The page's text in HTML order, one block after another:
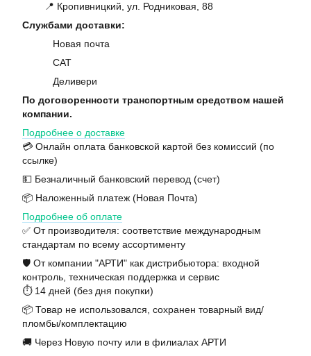
📍 Кропивницкий, ул. Родниковая, 88
Службами доставки:
Новая почта
САТ
Деливери
По договоренности транспортным средством нашей
компании.
Подробнее о доставке
💳 Онлайн оплата банковской картой без комиссий (по
ссылке)
💵 Безналичный банковский перевод (счет)
📦 Наложенный платеж (Новая Почта)
Подробнее об оплате
✅ От производителя: соответствие международным
стандартам по всему ассортименту
🛡️ От компании "АРТИ" как дистрибьютора: входной
контроль, техническая поддержка и сервис
⏱️ 14 дней (без дня покупки)
📦 Товар не использовался, сохранен товарный вид/
пломбы/комплектацию
🚚 Через Новую почту или в филиалах АРТИ